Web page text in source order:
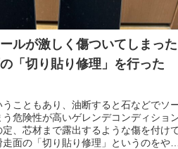
ルが激しく傷ついてしまった
「切り貼り修理」を行った
こともあり、油断すると石などでソ
う危険性が高いゲレンデコンディショ
、芯材まで露出するような傷を付け
走面の「切り貼り修理」というのをや